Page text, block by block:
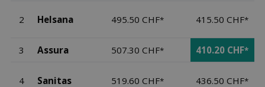
2 Helsana 495.50 CHF* 415.50 CHF*
3 Assura 507.30 CHF* 410.20 CHF*
4 Sanitas 519.60 CHF* 436.50 CHF*